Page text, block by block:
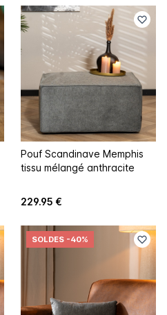
Pouf Scandinave Memphis
tissu mélangé anthracite
229.95 €
SOLDES -40%